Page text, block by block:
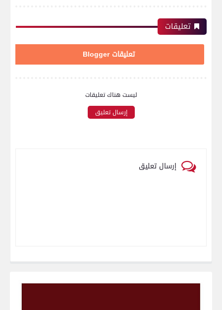
تعليقات
تعليقات Blogger
ليست هناك تعليقات
إرسال تعليق
إرسال تعليق